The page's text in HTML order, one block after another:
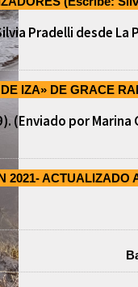
Pradelli desde
(Enviado por